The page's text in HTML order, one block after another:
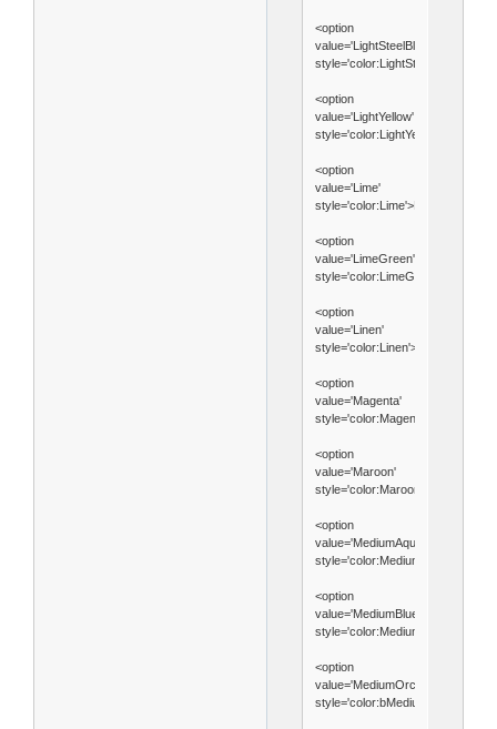
<option
value='LightSteelBlue'
<option
value='LightYellow'
<option
value='Lime'
style='color:Lime'>Lime</option>
<option
value='LimeGreen'
<option
value='Linen'
style='color:Linen'>Linen</option>
<option
value='Magenta'
style='color:Magenta'>Magenta</
<option
value='Maroon'
style='color:Maroon'>Maroon</
<option
value='MediumAquamarine'
<option
value='MediumBlue'
<option
value='MediumOrchid'